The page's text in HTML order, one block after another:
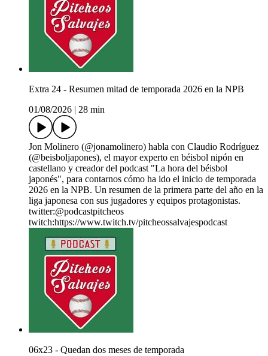
Extra 24 - Resumen mitad de temporada 2026 en la NPB
01/08/2026
28 min
Jon Molinero (@jonamolinero) habla con Claudio Rodríguez
(@beisboljapones), el mayor experto en béisbol nipón en
castellano y creador del podcast "La hora del béisbol
japonés", para contarnos cómo ha ido el inicio de temporada
2026 en la NPB. Un resumen de la primera parte del año en la
liga japonesa con sus jugadores y equipos protagonistas.
twitter:@podcastpitcheos
twitch:https://www.twitch.tv/pitcheossalvajespodcast
06x23 - Quedan dos meses de temporada